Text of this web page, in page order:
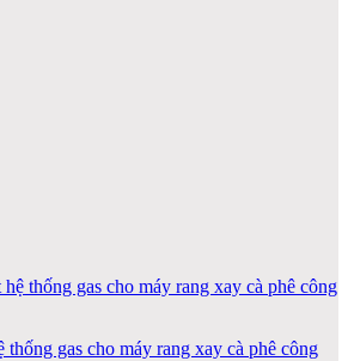
thống gas cho máy rang xay cà phê công